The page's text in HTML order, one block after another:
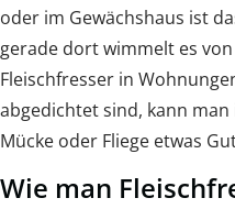
oder im Gewächshaus ist
gerade dort wimmelt es
Fleischfresser in
abgedichtet sind, kann
Mücke oder Fliege etwas
Wie man